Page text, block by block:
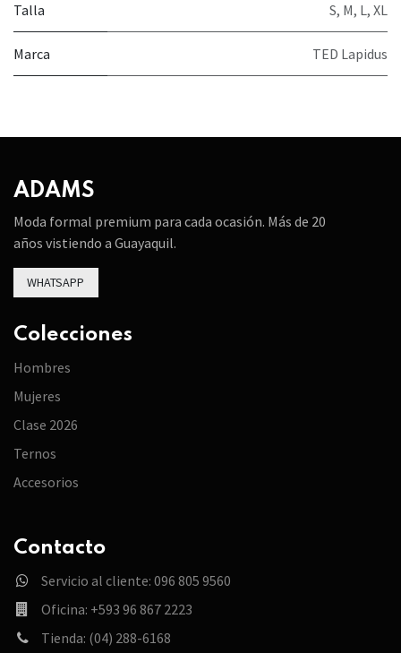
Talla S, M, L, XL
Marca TED Lapidus
ADAMS
Moda formal premium para cada ocasión. Más de 20
años vistiendo a Guayaquil.
WHATSAPP
Colecciones
Hombres
Mujeres
Clase 2026
Ternos
Accesorios
Contacto
Servicio al cliente: 096 805 9560
Oficina: +593 96 867 2223
Tienda: (04) 288-6168